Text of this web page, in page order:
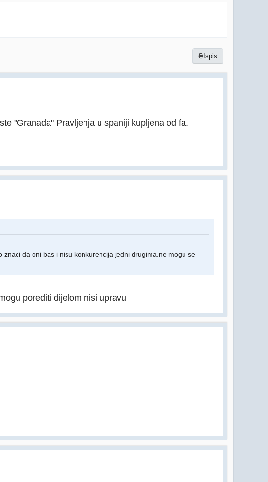
Ispis
"Granada" Pravljenja u spaniji kupljena od fa.
da oni bas i nisu konkurencija jedni drugima,ne mogu se
porediti dijelom nisi upravu